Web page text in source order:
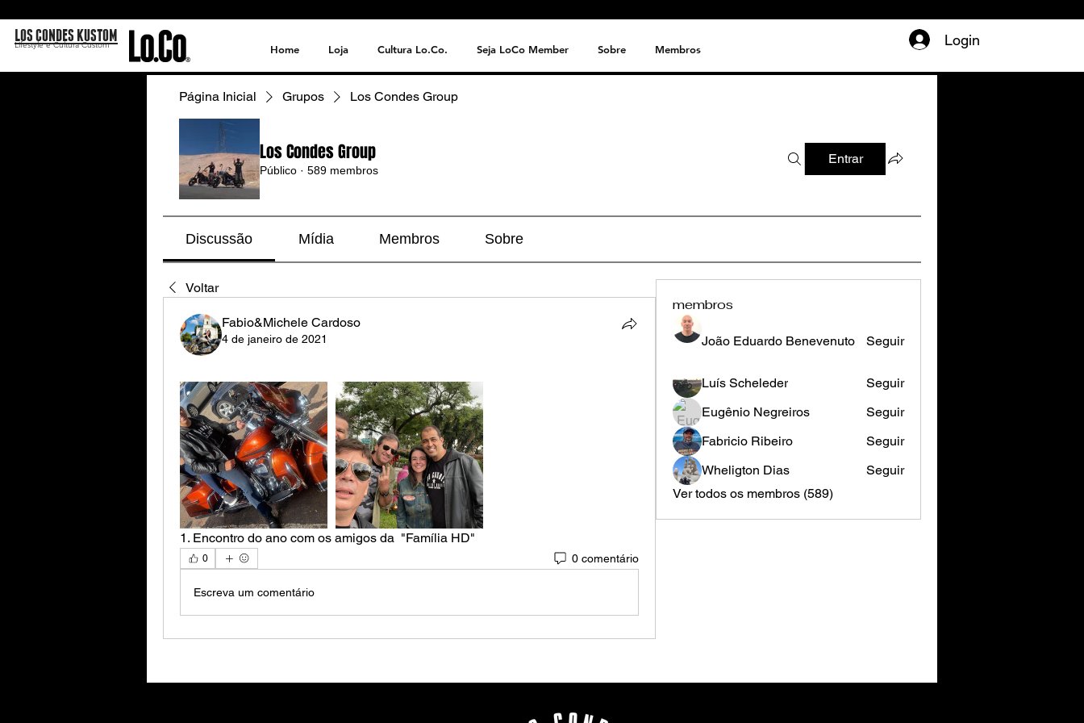
LOS CONDES KUSTOM
Lifestyle e Cultura Custom Home Loja Cultura Lo.Co. Seja LoCo Member Sobre Membros
Login
Página Inicial Grupos Los Condes Group
Los Condes Group
Público · 589 membros
Entrar
Discussão Mídia Membros Sobre
Voltar
Fabio&Michele Cardoso
4 de janeiro de 2021
1. Encontro do ano com os amigos da  "Família HD"
0 0 comentário
Escreva um comentário
membros
João Eduardo Benevenuto Seguir
Luís Scheleder
Seguir
Eugênio Negreiros
Seguir
Fabricio Ribeiro
Seguir
Wheligton Dias
Seguir
Ver todos os membros (589)